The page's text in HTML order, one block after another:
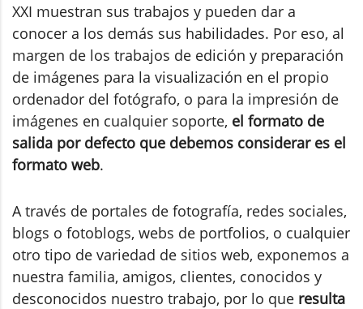
XXI muestran sus trabajos y pueden dar a
conocer a los demás sus habilidades. Por eso, al
margen de los trabajos de edición y preparación
de imágenes para la visualización en el propio
ordenador del fotógrafo, o para la impresión de
imágenes en cualquier soporte, el formato de
salida por defecto que debemos considerar es el
formato web.
A través de portales de fotografía, redes sociales,
blogs o fotoblogs, webs de portfolios, o cualquier
otro tipo de variedad de sitios web, exponemos a
nuestra familia, amigos, clientes, conocidos y
desconocidos nuestro trabajo, por lo que resulta